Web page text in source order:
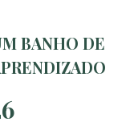
BANHO DE